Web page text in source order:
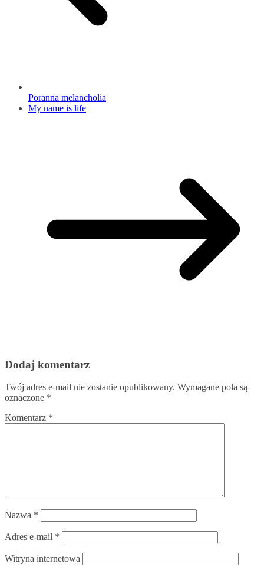
Poranna melancholia
My name is life
Dodaj komentarz
Twój adres e-mail nie zostanie opublikowany. Wymagane pola są
oznaczone *
Komentarz *
Nazwa *
Adres e-mail *
Witryna internetowa